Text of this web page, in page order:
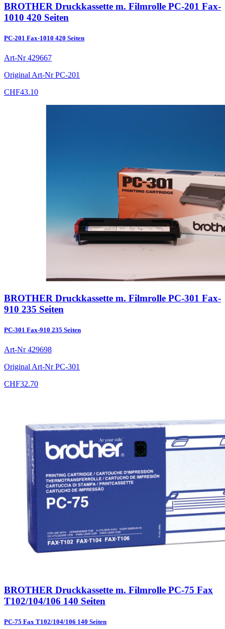
BROTHER Druckkassette m. Filmrolle PC-201 Fax-
1010 420 Seiten
PC-201 Fax-1010 420 Seiten
Art-Nr429667
Original Art-NrPC-201
CHF43.10
BROTHER Druckkassette m. Filmrolle PC-301 Fax-
910 235 Seiten
PC-301 Fax-910 235 Seiten
Art-Nr429698
Original Art-NrPC-301
CHF32.70
BROTHER Druckkassette m. Filmrolle PC-75 Fax
T102/104/106 140 Seiten
PC-75 Fax T102/104/106 140 Seiten